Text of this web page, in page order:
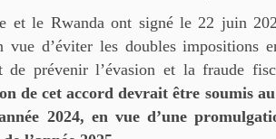
et le Rwanda ont signé le 22 juin
vue d’éviter les doubles impositions
de prévenir l’évasion et la fraude
de cet accord devrait être soumis
2024, en vue d’une